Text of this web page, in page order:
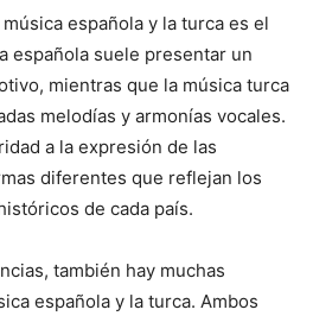
española y la turca es el
española suele presentar un
mientras que la música turca
melodías y armonías vocales.
a la expresión de las
diferentes que reflejan los
de cada país.
también hay muchas
española y la turca. Ambos